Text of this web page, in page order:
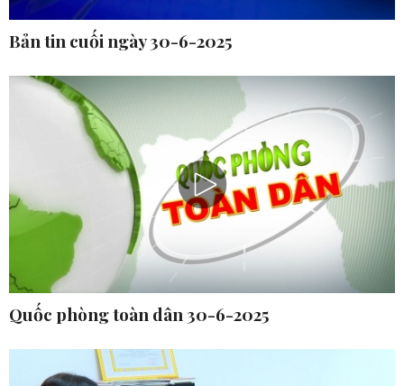
Bản tin cuối ngày 30-6-2025
Quốc phòng toàn dân 30-6-2025